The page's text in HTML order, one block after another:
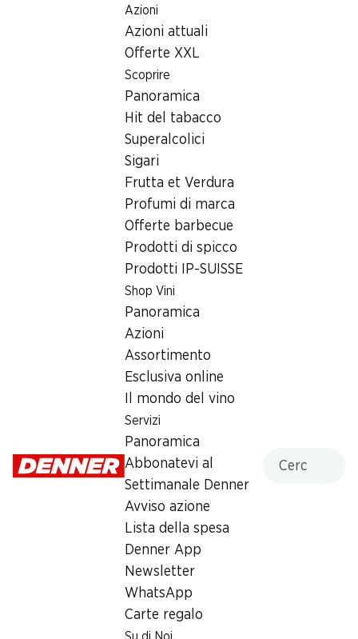
Azioni
Azioni attuali
Offerte XXL
Scoprire
Panoramica
Hit del tabacco
Superalcolici
Sigari
Frutta et Verdura
Profumi di marca
Offerte barbecue
Prodotti di spicco
Prodotti IP-SUISSE
Shop Vini
Panoramica
Azioni
Assortimento
Esclusiva online
Il mondo del vino
Servizi
Panoramica
Abbonatevi al
Settimanale Denner
Avviso azione
Lista della spesa
Denner App
Newsletter
WhatsApp
Carte regalo
Ricerca di filiale
Filiale Denner Via Nova 46, 7017 Flims Dorf
7017 Flims Dorf
Via Nova 46, 7017 Flims Dorf
Orari di apertura
08:00 - 20:00
Prelievo di contanti con Post-Card / M-